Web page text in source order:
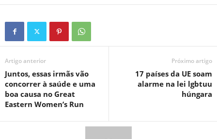
Artigo anterior
Juntos, essas irmãs vão
concorrer à saúde e uma
boa causa no Great
Eastern Women’s Run
Próximo artigo
17 países da UE soam
alarme na lei lgbtuu
húngara